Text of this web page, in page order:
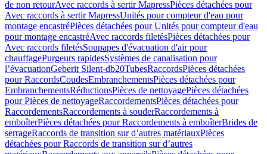
de non retourAvec raccords à sertir MapressPièces détachées pour
Avec raccords à sertir MapressUnités pour compteur d'eau pour
montage encastréPièces détachées pour Unités pour compteur d'eau
pour montage encastréAvec raccords filetésPièces détachées pour
Avec raccords filetésSoupapes d'évacuation d'air pour
chauffagePurgeurs rapidesSystèmes de canalisation pour
l’évacuationGeberit Silent-db20TubesRaccordsPièces détachées
pour RaccordsCoudesEmbranchementsPièces détachées pour
EmbranchementsRéductionsPièces de nettoyagePièces détachées
pour Pièces de nettoyageRaccordementsPièces détachées pour
RaccordementsRaccordements à souderRaccordements à
emboîterPièces détachées pour Raccordements à emboîterBrides de
serrageRaccords de transition sur d’autres matériauxPièces
détachées pour Raccords de transition sur d’autres